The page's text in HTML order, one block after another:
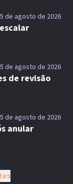
de agosto de 2026
de agosto de 2026
de revisão
de agosto de 2026
anular